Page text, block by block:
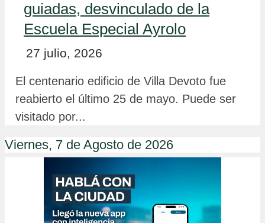
guiadas, desvinculado de la
Escuela Especial Ayrolo
27 julio, 2026
El centenario edificio de Villa Devoto fue
reabierto el último 25 de mayo. Puede ser
visitado por...
Viernes, 7 de Agosto de 2026